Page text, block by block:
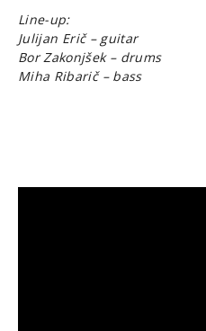
Line-up:
Julijan Erič – guitar
Bor Zakonjšek – drums
Miha Ribarič – bass